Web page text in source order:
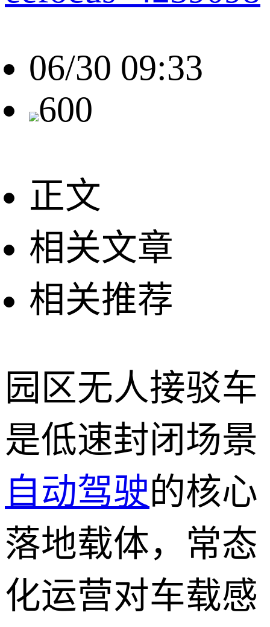
06/30 09:33
600
正文
相关文章
相关推荐
园区无人接驳车
是低速封闭场景
自动驾驶的核心
落地载体，常态
化运营对车载感